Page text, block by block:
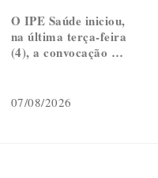
O IPE Saúde iniciou,
na última terça-feira
(4), a convocação …
07/08/2026